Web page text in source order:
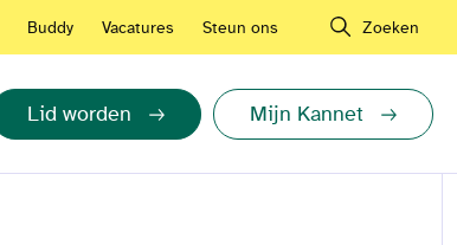
Buddy Vacatures Steun ons Zoeken
Lid worden Mijn Kannet